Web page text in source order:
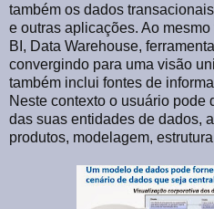
também os dados
e outras aplicações. Ao
BI, Data Warehouse,
convergindo para uma visão
também inclui fontes de
Neste contexto o usuário pode
das suas entidades de dados,
produtos, modelagem,